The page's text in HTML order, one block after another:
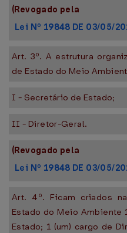
(Revogado pela
Lei Nº 19848 DE 03/05/
Art. 3º. A estrutura
de Estado do Meio
I - Secretário de Estado;
II - Diretor-Geral.
(Revogado pela
Lei Nº 19848 DE 03/05/
Art. 4º. Ficam criados
Estado do Meio Ambiente
Estado; 1 (um) cargo de